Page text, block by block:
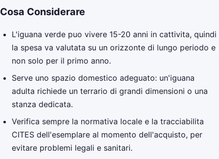
Cosa Considerare
L'iguana verde puo vivere 15-20 anni in cattivita, quindi
la spesa va valutata su un orizzonte di lungo periodo e
non solo per il primo anno.
Serve uno spazio domestico adeguato: un'iguana
adulta richiede un terrario di grandi dimensioni o una
stanza dedicata.
Verifica sempre la normativa locale e la tracciabilita
CITES dell'esemplare al momento dell'acquisto, per
evitare problemi legali e sanitari.